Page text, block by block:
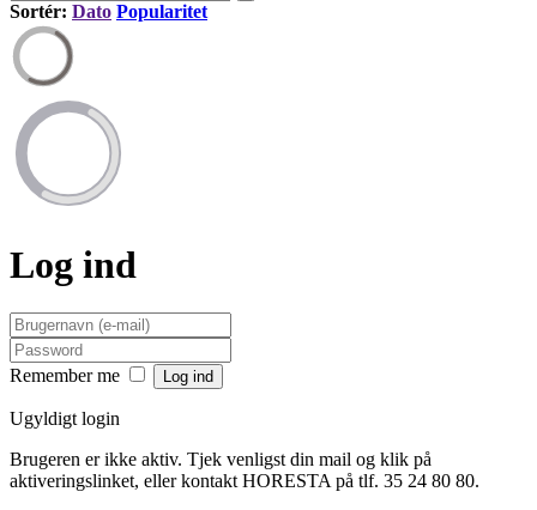
Sortér: Dato Popularitet
Log ind
Remember me
Ugyldigt login
Brugeren er ikke aktiv. Tjek venligst din mail og klik på
aktiveringslinket, eller kontakt HORESTA på tlf. 35 24 80 80.